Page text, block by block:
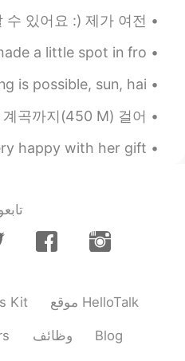
도 이런거 있어요
습해서 지금은 한국 친구들이랑 100% 한국어로 다소 편하게 말할 수 있어요 :) 제가 여전...
the warm weather they made a little spot in fro...
what it wants". Everything is possible, sun, hai...
계에서 가장 가파른 톱니바퀴 길로 갔어요. 정상에세(2100 M) 계곡까지(450 M) 걸어...
birthday. And she was very happy with her gift:...
Kit موقع HelloTalk
وظائف Blog